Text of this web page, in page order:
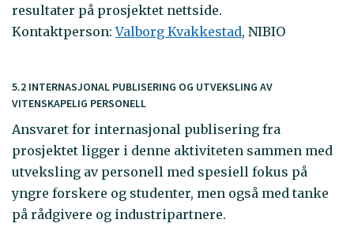
resultater på prosjektet nettside.
Kontaktperson:Valborg Kvakkestad, NIBIO
5.2 INTERNASJONAL PUBLISERING OG UTVEKSLING AV
VITENSKAPELIG PERSONELL
Ansvaret for internasjonal publisering fra
prosjektet ligger i denne aktiviteten sammen med
utveksling av personell med spesiell fokus på
yngre forskere og studenter, men også med tanke
på rådgivere og industripartnere.